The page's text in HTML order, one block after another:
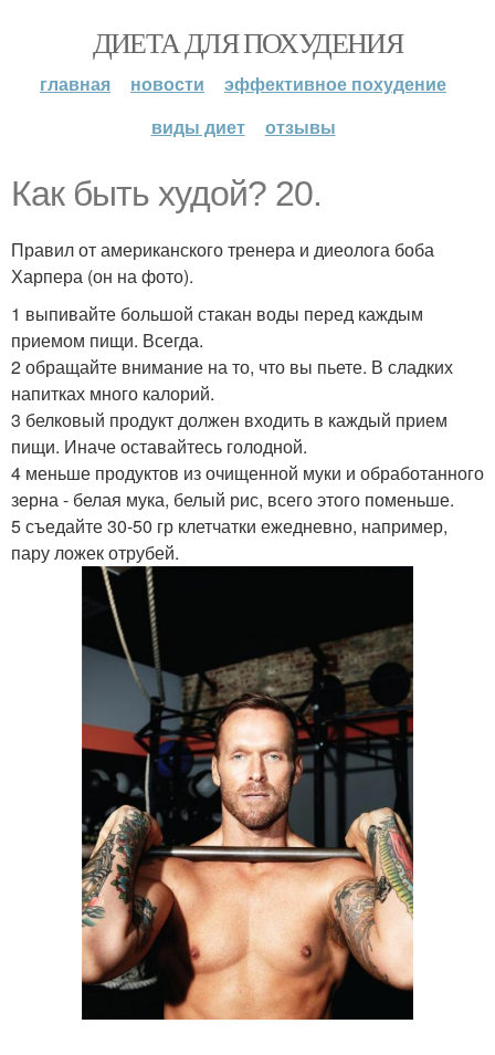
ДИЕТА ДЛЯ ПОХУДЕНИЯ
главная новости
эффективное похудение
виды диет
отзывы
Как быть худой? 20.
Правил от американского тренера и диеолога боба
Харпера (он на фото).
1 выпивайте большой стакан воды перед каждым
приемом пищи. Всегда.
2 обращайте внимание на то, что вы пьете. В сладких
напитках много калорий.
3 белковый продукт должен входить в каждый прием
пищи. Иначе оставайтесь голодной.
4 меньше продуктов из очищенной муки и обработанного
зерна - белая мука, белый рис, всего этого поменьше.
5 съедайте 30-50 гр клетчатки ежедневно, например,
пару ложек отрубей.